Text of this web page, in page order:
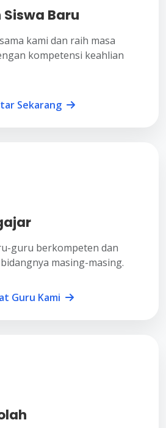
Baru
kami dan raih masa
kompetensi keahlian
Sekarang
guru berkompeten dan
masing-masing.
Guru Kami